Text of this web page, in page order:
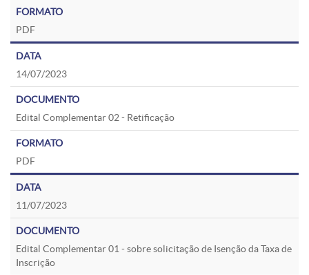
PDF
14/07/2023
Edital Complementar 02 - Retificação
PDF
11/07/2023
Edital Complementar 01 - sobre solicitação de Isenção da Taxa de
Inscrição